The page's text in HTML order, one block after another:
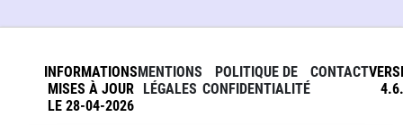
INFORMATIONS
MISES À JOUR
LE 28-04-2026
MENTIONS
LÉGALES
POLITIQUE DE
CONFIDENTIALITÉ
CONTACT